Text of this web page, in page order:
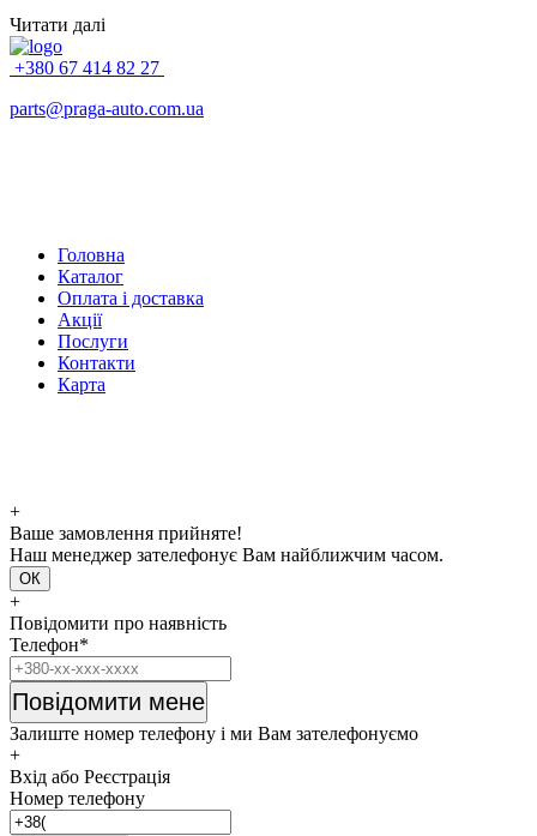
Читати далі
+380 67 414 82 27
parts@praga-auto.com.ua
Головна
Каталог
Оплата і доставка
Акції
Послуги
Контакти
Карта
+
Ваше замовлення прийняте!
Наш менеджер зателефонує Вам найближчим часом.
ОК
+
Повідомити про наявність
Телефон*
Повідомити мене
Залиште номер телефону і ми Вам зателефонуємо
+
Вхід або Реєстрація
Номер телефону